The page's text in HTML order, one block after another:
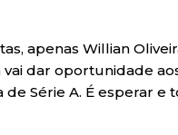
apenas Willian
dar oportunidade
Série A. É esperar e